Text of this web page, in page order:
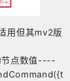
用但其mv2版
节点数值----